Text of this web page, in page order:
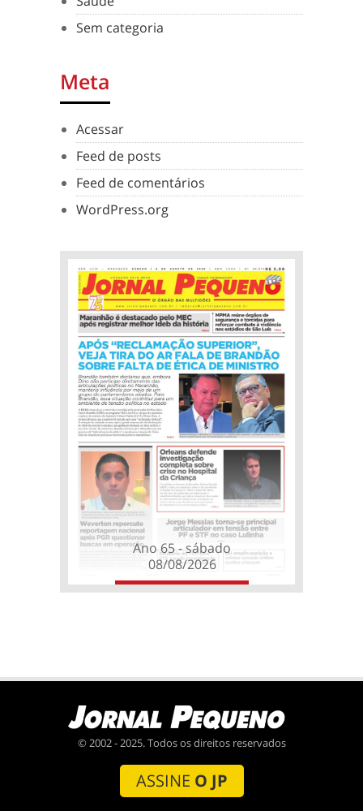
Sem categoria
Meta
Acessar
Feed de posts
Feed de comentários
WordPress.org
Ano 65 - sábado
08/08/2026
© 2002 - 2025. Todos os direitos reservados
ASSINE O JP